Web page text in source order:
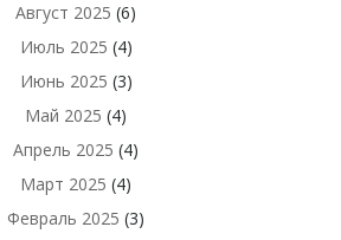
Август 2025 (6)
Июль 2025 (4)
Июнь 2025 (3)
Май 2025 (4)
Апрель 2025 (4)
Март 2025 (4)
Февраль 2025 (3)